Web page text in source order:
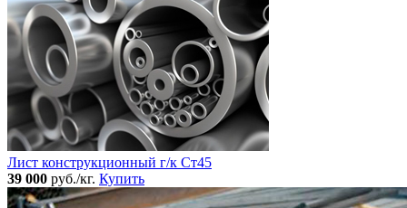
Лист конструкционный г/к Ст45
39 000 руб./кг. Купить